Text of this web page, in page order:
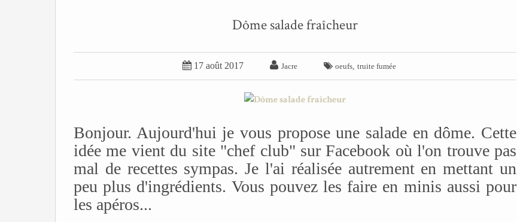
Dôme salade fraîcheur
 17 août 2017  Jacre  oeufs, truite fumée
Bonjour. Aujourd'hui je vous propose une salade en dôme. Cette
idée me vient du site "chef club" sur Facebook où l'on trouve pas
mal de recettes sympas. Je l'ai réalisée autrement en mettant un
peu plus d'ingrédients. Vous pouvez les faire en minis aussi pour
les apéros...